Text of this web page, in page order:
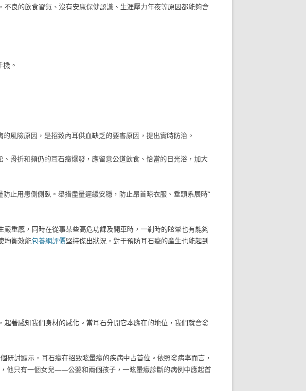
良的飲食習氣、沒有安康保健認識、生涯壓力年夜等原因都能夠會
。
風險原因，是招致內耳供血缺乏的要害原因，提出實時防治。
骨折和頻仍的耳石癥爆發，應留意公道飲食、恰當的日光浴，加大
止用患側側臥。舉措盡量遲緩安穩，防止昂首晾衣服、垂頭系展時”
重感，同時在從事某些高危功課及開車時，一剎時的眩暈也有能夠
均衡效能包養網評價堅持傑出狀況，對于預防耳石癥的產生也能起到
著感知我們身材的感化。當耳石分開它本應在的地位，我們就會發
研討顯示，耳石癥在招致眩暈癥的疾病中占首位。依照發病率而言，
他只有一個女兒——公婆和兩個孩子，一眩暈癥診斷的病例中應起首